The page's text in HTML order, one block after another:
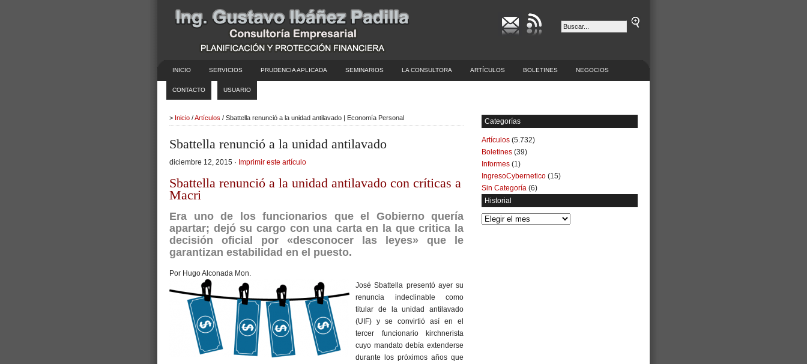
INICIO SERVICIOS PRUDENCIA APLICADA SEMINARIOS LA CONSULTORA ARTÍCULOS BOLETINES NEGOCIOS
CONTACTO USUARIO
> Inicio /Artículos / Sbattella renunció a la unidad antilavado | Economía Personal
Sbattella renunció a la unidad antilavado
diciembre 12, 2015 · Imprimir este artículo
Sbattella renunció a la unidad antilavado con críticas a
Macri
Era uno de los funcionarios que el Gobierno quería
apartar; dejó su cargo con una carta en la que critica la
decisión oficial por «desconocer las leyes» que le
garantizan estabilidad en el puesto.
Por Hugo Alconada Mon.
José Sbattella presentó ayer su
renuncia indeclinable como
titular de la unidad antilavado
(UIF) y se convirtió así en el
tercer funcionario kirchnerista
cuyo mandato debía extenderse
durante los próximos años que
Categorías
Artículos (5.732)
Boletines (39)
Informes (1)
IngresoCybernetico (15)
Sin Categoría (6)
Historial
Historial